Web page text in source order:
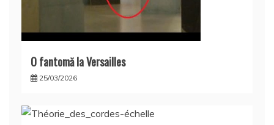
O fantomă la Versailles
25/03/2026